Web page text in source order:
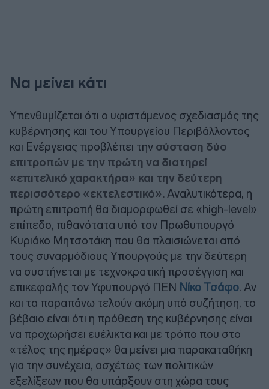
Να μείνει κάτι
Υπενθυμίζεται ότι ο υφιστάμενος σχεδιασμός της
κυβέρνησης και του Υπουργείου Περιβάλλοντος
και Ενέργειας προβλέπει την σύσταση δύο
επιτροπών με την πρώτη να διατηρεί
«επιτελικό χαρακτήρα» και την δεύτερη
περισσότερο «εκτελεστικό».Αναλυτικότερα, η
πρώτη επιτροπή θα διαμορφωθεί σε «high-level»
επίπεδο, πιθανότατα υπό τον Πρωθυπουργό
Κυριάκο Μητσοτάκη που θα πλαισιώνεται από
τους συναρμόδιους Υπουργούς με την δεύτερη
να συστήνεται με τεχνοκρατική προσέγγιση και
επικεφαλής τον Υφυπουργό ΠΕΝ Νίκο Τσάφο. Αν
και τα παραπάνω τελούν ακόμη υπό συζήτηση, το
βέβαιο είναι ότι η πρόθεση της κυβέρνησης είναι
να προχωρήσει ευέλικτα και με τρόπο που στο
«τέλος της ημέρας» θα μείνει μια παρακαταθήκη
για την συνέχεια, ασχέτως των πολιτικών
εξελίξεων που θα υπάρξουν στη χώρα τους